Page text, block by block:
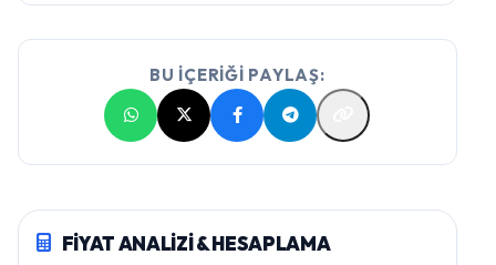
BU İÇERİĞİ PAYLAŞ:
FİYAT ANALİZİ & HESAPLAMA